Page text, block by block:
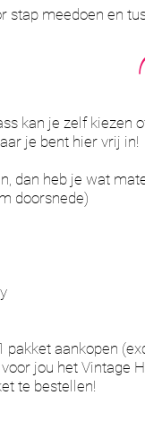
stap meedoen en
kan je zelf
je bent hier vrij in!
dan heb je wat
doorsnede)
pakket aankopen
jou het Vintage
te bestellen!